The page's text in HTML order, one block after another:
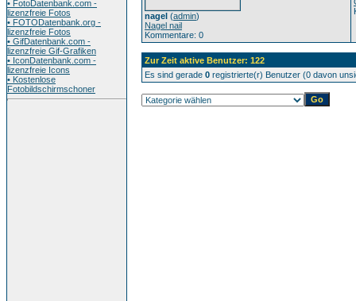
• FotoDatenbank.com -
lizenzfreie Fotos
• FOTODatenbank.org -
lizenzfreie Fotos
• GifDatenbank.com -
lizenzfreie Gif-Grafiken
• IconDatenbank.com -
lizenzfreie Icons
• Kostenlose
Fotobildschirmschoner
nagel (admin)
Nagel nail
Kommentare: 0
Zur Zeit aktive Benutzer: 122
Es sind gerade 0 registrierte(r) Benutzer (0 davon